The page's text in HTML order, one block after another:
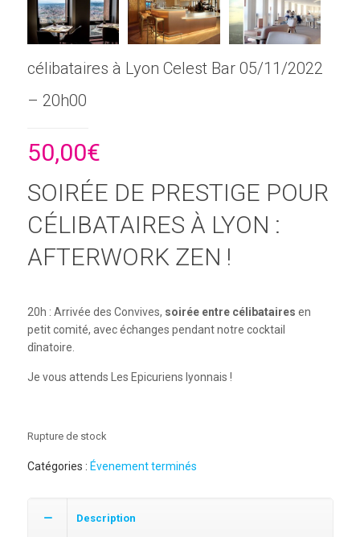
célibataires à Lyon Celest Bar 05/11/2022
– 20h00
50,00€
SOIRÉE DE PRESTIGE POUR
CÉLIBATAIRES À LYON :
AFTERWORK ZEN !
20h : Arrivée des Convives, soirée entre célibataires en
petit comité, avec échanges pendant notre cocktail
dînatoire.
Je vous attends Les Epicuriens lyonnais !
Rupture de stock
Catégories : Évenement terminés
Description